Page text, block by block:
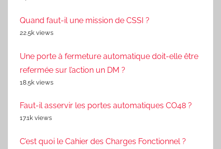
Quand faut-il une mission de CSSI ?
22.5k views
Une porte à fermeture automatique doit-elle être
refermée sur l’action un DM ?
18.5k views
Faut-il asservir les portes automatiques CO48 ?
17.1k views
C’est quoi le Cahier des Charges Fonctionnel ?